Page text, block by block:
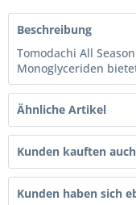
Beschreibung
Tomodachi All
Monoglyceriden
Ähnliche Artikel
Kunden kauften auch
Kunden haben sich